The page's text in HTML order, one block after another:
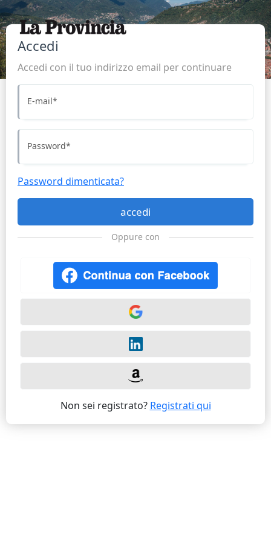
Accedi
Accedi con il tuo indirizzo email per continuare
E-mail*
Password*
Password dimenticata?
accedi
Oppure con
Non sei registrato? Registrati qui